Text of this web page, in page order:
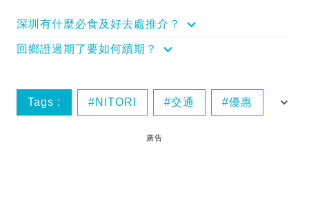
深圳有什麼必食及好去處推介？
回鄉證過期了要如何續期？
Tags : NITORI 交通 優惠
廣告